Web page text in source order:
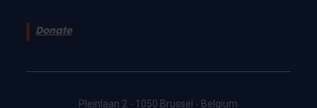
Donate
Pleinlaan 2 - 1050 Brussel - Belgium